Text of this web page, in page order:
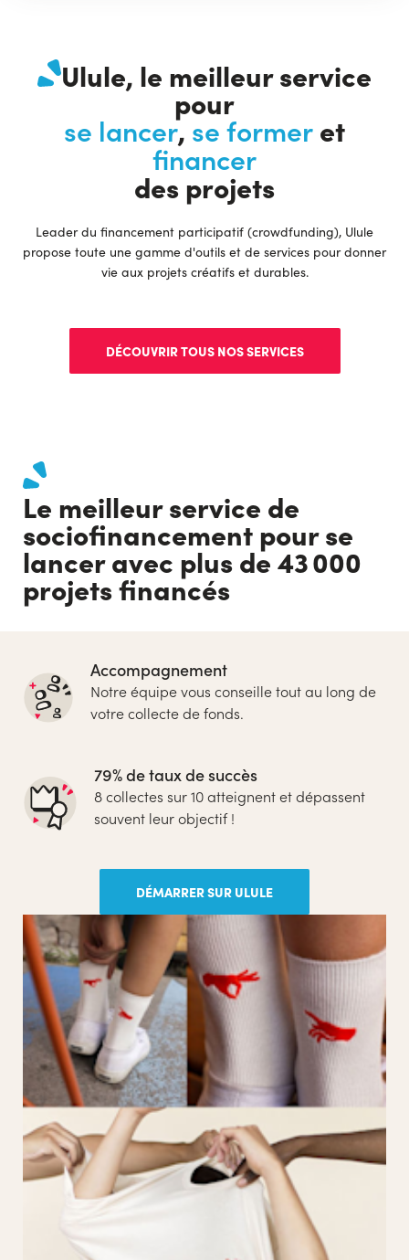
Ulule, le meilleur service
pour
se lancer, se formeret
financer
des projets
Leader du financement participatif (crowdfunding), Ulule
propose toute une gamme d'outils et de services pour donner
vie aux projets créatifs et durables.
DÉCOUVRIR TOUS NOS SERVICES
Le meilleur service de
sociofinancement pour se
lancer avec plus de 43 000
projets financés
Accompagnement
Notre équipe vous conseille tout au long de
votre collecte de fonds.
79% de taux de succès
8 collectes sur 10 atteignent et dépassent
souvent leur objectif !
DÉMARRER SUR ULULE